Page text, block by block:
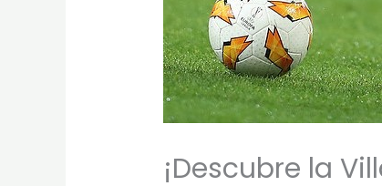
¡Descubre la